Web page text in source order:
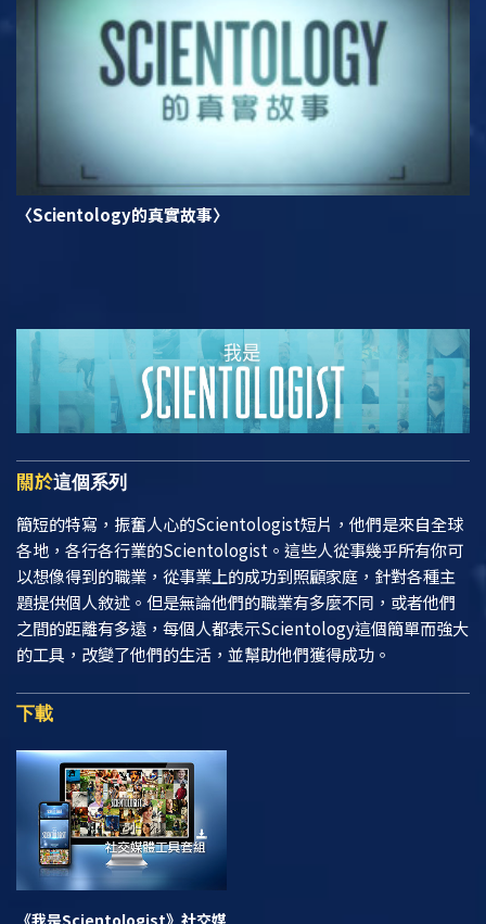
〈Scientology的真實故事〉
關於這個系列
簡短的特寫，振奮人心的Scientologist短片，他們是來自全球
各地，各行各行業的Scientologist。這些人從事幾乎所有你可
以想像得到的職業，從事業上的成功到照顧家庭，針對各種主
題提供個人敘述。但是無論他們的職業有多麼不同，或者他們
之間的距離有多遠，每個人都表示Scientology這個簡單而強大
的工具，改變了他們的生活，並幫助他們獲得成功。
下載
《我是Scientologist》 社交媒